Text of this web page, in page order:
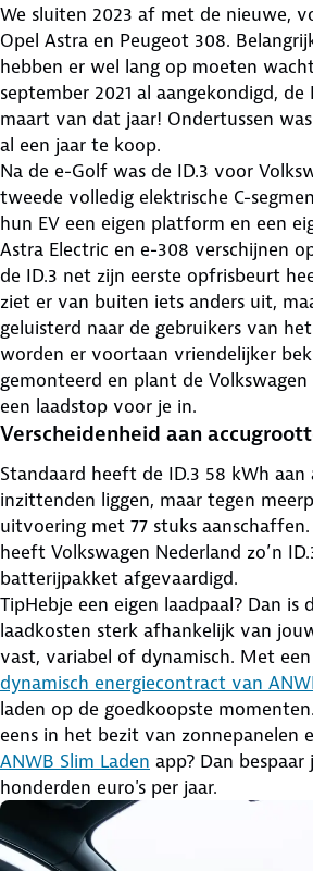
We sluiten 2023 af met de nieuwe,
Opel Astra en Peugeot 308.
hebben er wel lang op moeten
september 2021 al aangekondigd, de
maart van dat jaar! Ondertussen
al een jaar te koop.
Na de e-Golf was de ID.3 voor
tweede volledig elektrische C-
hun EV een eigen platform en een
Astra Electric en e-308 verschijnen
de ID.3 net zijn eerste opfrisbeurt
ziet er van buiten iets anders uit,
geluisterd naar de gebruikers van
worden er voortaan vriendelijker
gemonteerd en plant de Volkswagen
een laadstop voor je in.
Verscheidenheid aan
Standaard heeft de ID.3 58 kWh aan
inzittenden liggen, maar tegen
uitvoering met 77 stuks
heeft Volkswagen Nederland zo’n
batterijpakket afgevaardigd.
TipHebje een eigen laadpaal? Dan is
laadkosten sterk afhankelijk van
vast, variabel of dynamisch. Met een
dynamisch energiecontract van
laden op de goedkoopste
eens in het bezit van zonnepanelen
ANWB Slim Laden app? Dan bespaar
honderden euro's per jaar.